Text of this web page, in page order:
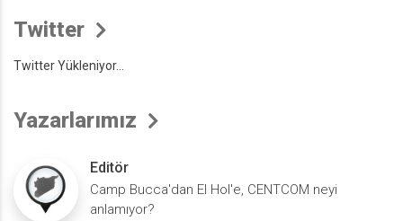
Twitter
Twitter Yükleniyor...
Yazarlarımız
Editör
Camp Bucca'dan El Hol'e, CENTCOM neyi
anlamıyor?